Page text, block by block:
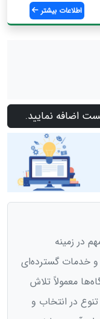
اطلاعات بیشتر
اضافه نمایید.
در زمینه
و خدمات گسترده‌ای
معمولاً تلاش
در انتخاب و